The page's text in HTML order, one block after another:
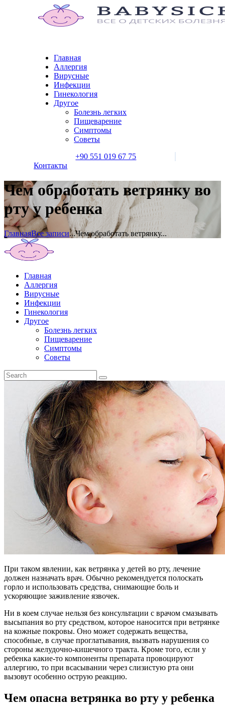
Главная
Аллергия
Вирусные
Инфекции
Гинекология
Другое
Болезнь легких
Пищеварение
Симптомы
Советы
+90 551 019 67 75
Контакты
Чем обработать ветрянку во
рту у ребенка
ГлавнаяВсе записи...Чем обработать ветрянку...
Главная
Аллергия
Вирусные
Инфекции
Гинекология
Другое
Болезнь легких
Пищеварение
Симптомы
Советы
При таком явлении, как ветрянка у детей во рту, лечение
должен назначать врач. Обычно рекомендуется полоскать
горло и использовать средства, снимающие боль и
ускоряющие заживление язвочек.
Ни в коем случае нельзя без консультации с врачом смазывать
высыпания во рту средством, которое наносится при ветрянке
на кожные покровы. Оно может содержать вещества,
способные, в случае проглатывания, вызвать нарушения со
стороны желудочно-кишечного тракта. Кроме того, если у
ребенка какие-то компоненты препарата провоцируют
аллергию, то при всасывании через слизистую рта они
вызовут особенно острую реакцию.
Чем опасна ветрянка во рту у ребенка